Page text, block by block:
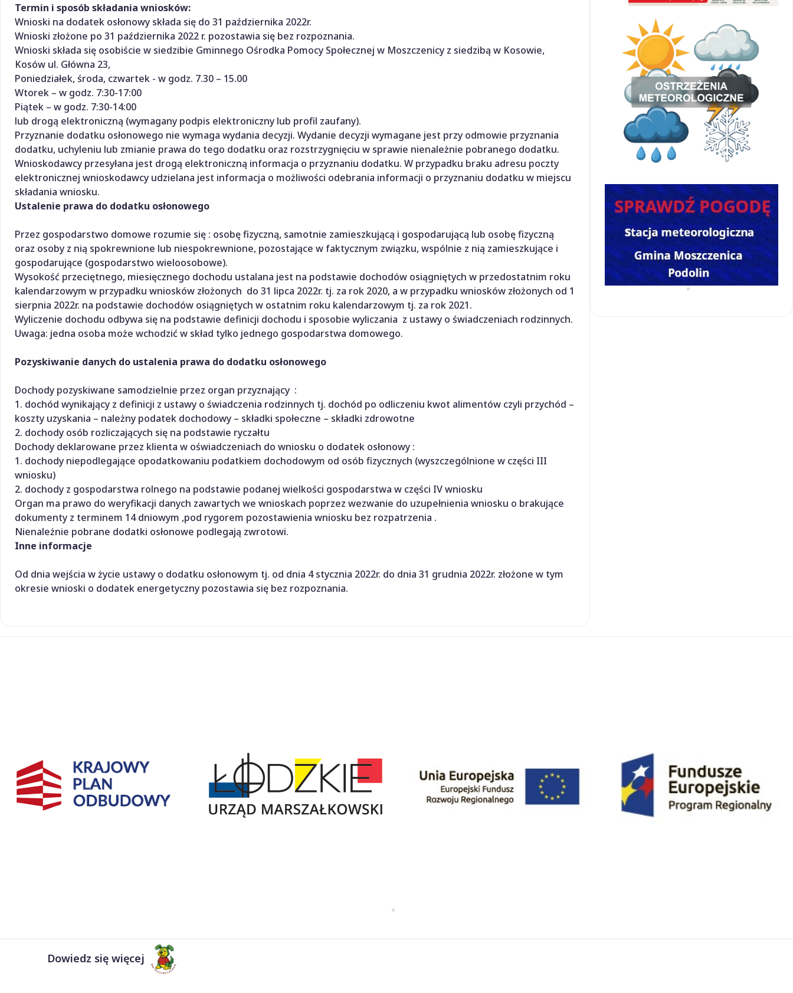
Termin i sposób składania wniosków:
Wnioski na dodatek osłonowy składa się do 31 października 2022r.
Wnioski złożone po 31 października 2022 r. pozostawia się bez rozpoznania.
Wnioski składa się osobiście w siedzibie Gminnego Ośrodka Pomocy Społecznej w Moszczenicy z siedzibą w Kosowie,
Kosów ul. Główna 23,
Poniedziałek, środa, czwartek - w godz. 7.30 – 15.00
Wtorek – w godz. 7:30-17:00
Piątek – w godz. 7:30-14:00
lub drogą elektroniczną (wymagany podpis elektroniczny lub profil zaufany).
Przyznanie dodatku osłonowego nie wymaga wydania decyzji. Wydanie decyzji wymagane jest przy odmowie przyznania
dodatku, uchyleniu lub zmianie prawa do tego dodatku oraz rozstrzygnięciu w sprawie nienależnie pobranego dodatku.
Wnioskodawcy przesyłana jest drogą elektroniczną informacja o przyznaniu dodatku. W przypadku braku adresu poczty
elektronicznej wnioskodawcy udzielana jest informacja o możliwości odebrania informacji o przyznaniu dodatku w miejscu
składania wniosku.
Ustalenie prawa do dodatku osłonowego
Przez gospodarstwo domowe rozumie się : osobę fizyczną, samotnie zamieszkującą i gospodarującą lub osobę fizyczną
oraz osoby z nią spokrewnione lub niespokrewnione, pozostające w faktycznym związku, wspólnie z nią zamieszkujące i
gospodarujące (gospodarstwo wieloosobowe).
Wysokość przeciętnego, miesięcznego dochodu ustalana jest na podstawie dochodów osiągniętych w przedostatnim roku
kalendarzowym w przypadku wniosków złożonych do 31 lipca 2022r. tj. za rok 2020, a w przypadku wniosków złożonych od 1
sierpnia 2022r. na podstawie dochodów osiągniętych w ostatnim roku kalendarzowym tj. za rok 2021.
Wyliczenie dochodu odbywa się na podstawie definicji dochodu i sposobie wyliczania z ustawy o świadczeniach rodzinnych.
Uwaga: jedna osoba może wchodzić w skład tylko jednego gospodarstwa domowego.
Pozyskiwanie danych do ustalenia prawa do dodatku osłonowego
Dochody pozyskiwane samodzielnie przez organ przyznający :
1. dochód wynikający z definicji z ustawy o świadczenia rodzinnych tj. dochód po odliczeniu kwot alimentów czyli przychód –
koszty uzyskania – należny podatek dochodowy – składki społeczne – składki zdrowotne
2. dochody osób rozliczających się na podstawie ryczałtu
Dochody deklarowane przez klienta w oświadczeniach do wniosku o dodatek osłonowy :
1. dochody niepodlegające opodatkowaniu podatkiem dochodowym od osób fizycznych (wyszczególnione w części III
wniosku)
2. dochody z gospodarstwa rolnego na podstawie podanej wielkości gospodarstwa w części IV wniosku
Organ ma prawo do weryfikacji danych zawartych we wnioskach poprzez wezwanie do uzupełnienia wniosku o brakujące
dokumenty z terminem 14 dniowym ,pod rygorem pozostawienia wniosku bez rozpatrzenia .
Nienależnie pobrane dodatki osłonowe podlegają zwrotowi.
Inne informacje
Od dnia wejścia w życie ustawy o dodatku osłonowym tj. od dnia 4 stycznia 2022r. do dnia 31 grudnia 2022r. złożone w tym
okresie wnioski o dodatek energetyczny pozostawia się bez rozpoznania.
Dowiedz się więcej